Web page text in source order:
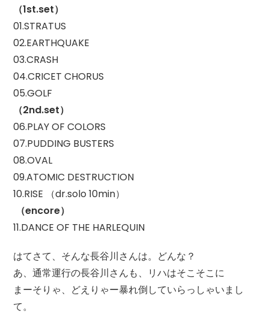
（1st.set）
01.STRATUS
02.EARTHQUAKE
03.CRASH
04.CRICET CHORUS
05.GOLF
（2nd.set）
06.PLAY OF COLORS
07.PUDDING BUSTERS
08.OVAL
09.ATOMIC DESTRUCTION
10.RISE （dr.solo 10min）
（encore）
11.DANCE OF THE HARLEQUIN
はてさて、そんな長谷川さんは。どんな？
あ、通常運行の長谷川さんも、リハはそこそこに
まーそりゃ、どえりゃー暴れ倒していらっしゃいまし
て。